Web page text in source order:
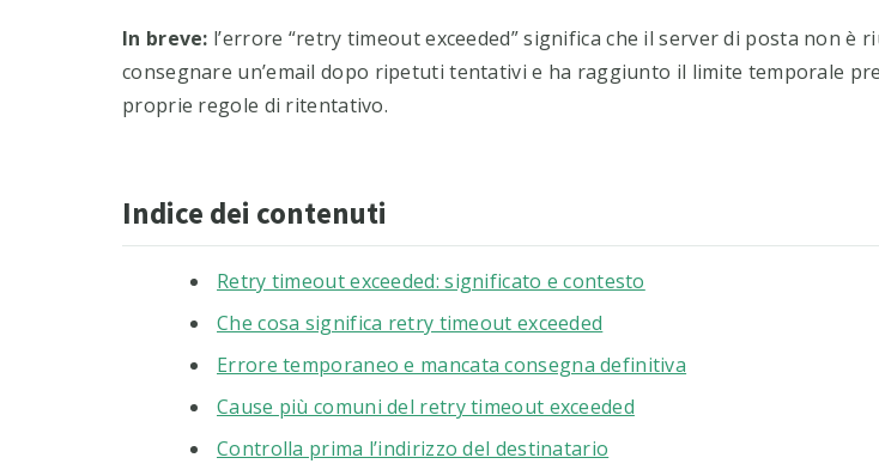
In breve: l’errore “retry timeout exceeded” significa che il server di posta non è
consegnare un’email dopo ripetuti tentativi e ha raggiunto il limite temporale
proprie regole di ritentativo.
Indice dei contenuti
Retry timeout exceeded: significato e contesto
Che cosa significa retry timeout exceeded
Errore temporaneo e mancata consegna definitiva
Cause più comuni del retry timeout exceeded
Controlla prima l’indirizzo del destinatario